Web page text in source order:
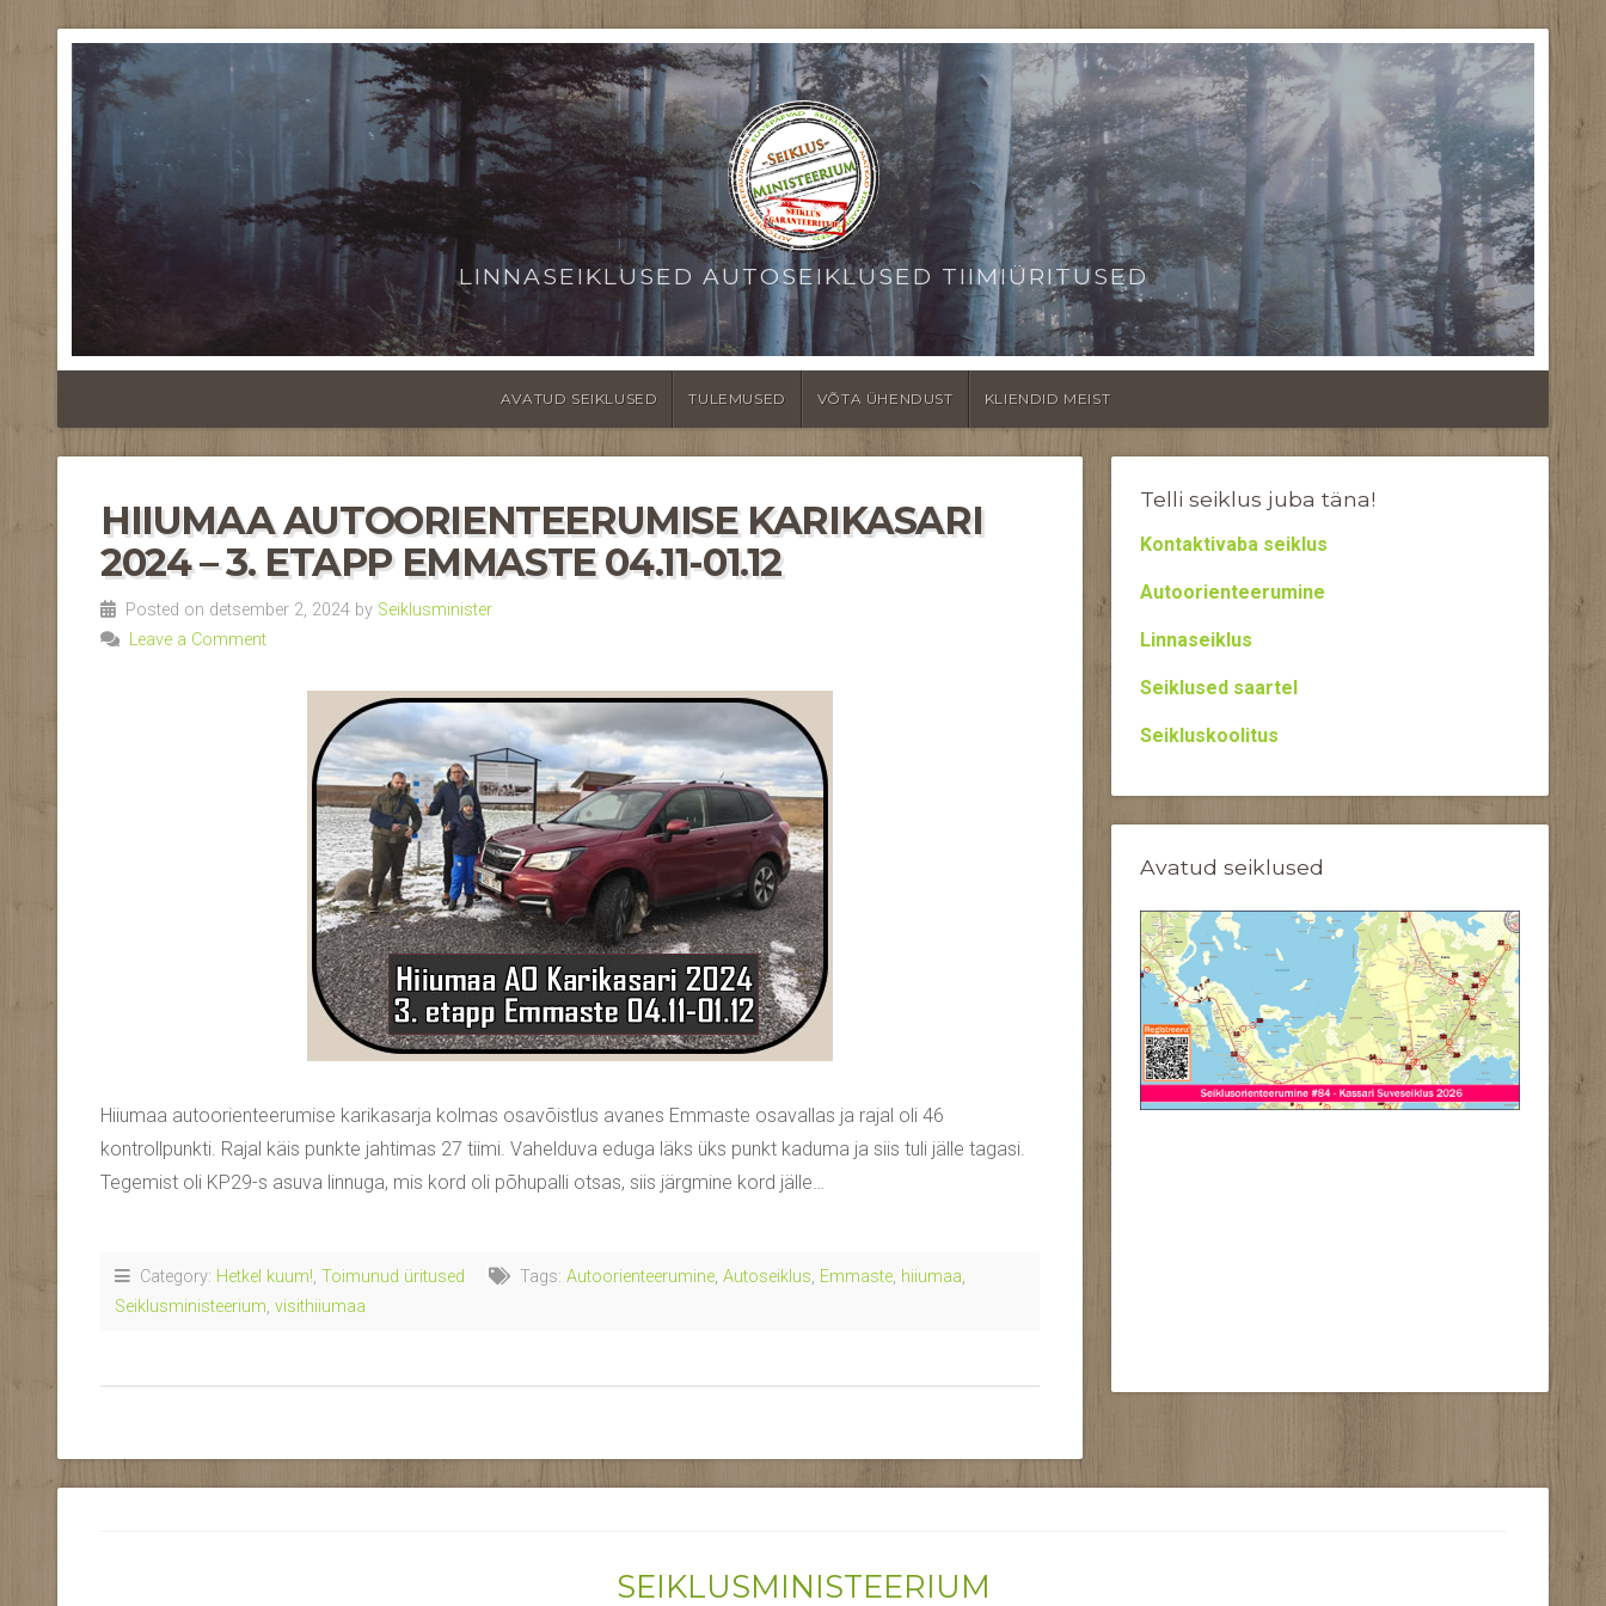
LINNASEIKLUSED AUTOSEIKLUSED TIIMIÜRITUSED
AVATUD SEIKLUSED TULEMUSED VÕTA ÜHENDUST KLIENDID MEIST
HIIUMAA AUTOORIENTEERUMISE KARIKASARI
2024 – 3. ETAPP EMMASTE 04.11-01.12
Posted on detsember 2, 2024 by Seiklusminister
Leave a Comment
Hiiumaa autoorienteerumise karikasarja kolmas osavõistlus avanes Emmaste osavallas ja rajal oli 46
kontrollpunkti. Rajal käis punkte jahtimas 27 tiimi. Vahelduva eduga läks üks punkt kaduma ja siis tuli jälle tagasi.
Tegemist oli KP29-s asuva linnuga, mis kord oli põhupalli otsas, siis järgmine kord jälle…
Category: Hetkel kuum!, Toimunud üritused Tags: Autoorienteerumine, Autoseiklus, Emmaste, hiiumaa,
Seiklusministeerium, visithiiumaa
Telli seiklus juba täna!
Kontaktivaba seiklus
Autoorienteerumine
Linnaseiklus
Seiklused saartel
Seikluskoolitus
Avatud seiklused
SEIKLUSMINISTEERIUM